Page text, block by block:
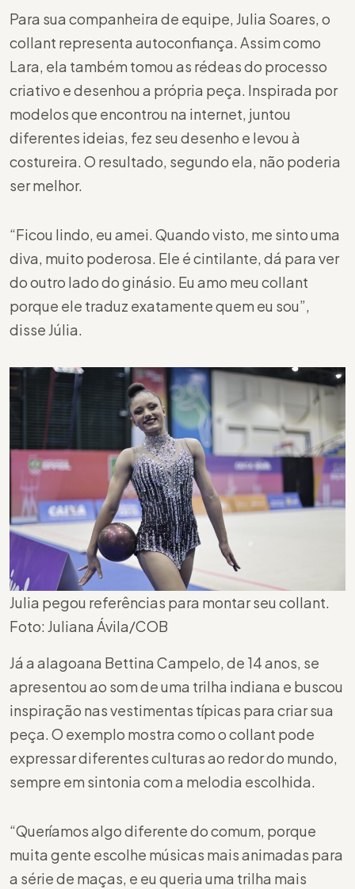
Para sua companheira de equipe, Julia Soares, o
collant representa autoconfiança. Assim como
Lara, ela também tomou as rédeas do processo
criativo e desenhou a própria peça. Inspirada por
modelos que encontrou na internet, juntou
diferentes ideias, fez seu desenho e levou à
costureira. O resultado, segundo ela, não poderia
ser melhor.
“Ficou lindo, eu amei. Quando visto, me sinto uma
diva, muito poderosa. Ele é cintilante, dá para ver
do outro lado do ginásio. Eu amo meu collant
porque ele traduz exatamente quem eu sou”,
disse Júlia.
Julia pegou referências para montar seu collant.
Foto: Juliana Ávila/COB
Já a alagoana Bettina Campelo, de 14 anos, se
apresentou ao som de uma trilha indiana e buscou
inspiração nas vestimentas típicas para criar sua
peça. O exemplo mostra como o collant pode
expressar diferentes culturas ao redor do mundo,
sempre em sintonia com a melodia escolhida.
“Queríamos algo diferente do comum, porque
muita gente escolhe músicas mais animadas para
a série de maças, e eu queria uma trilha mais